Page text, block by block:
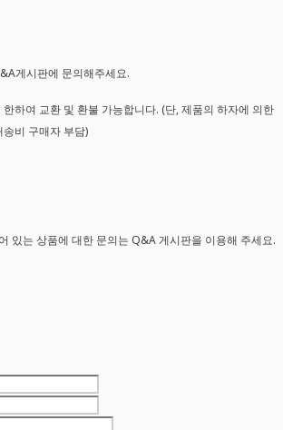
게시판에 문의해주세요.
하여 교환 및 환불 가능합니다. (단, 제품의 하자에 의한
비 구매자 부담)
있는 상품에 대한 문의는 Q&A 게시판을 이용해 주세요.